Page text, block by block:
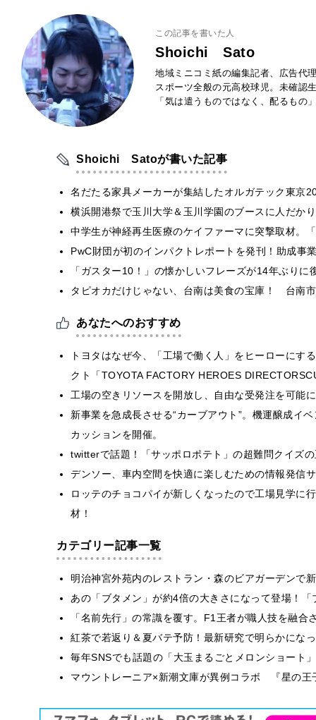
この記事を書いた人
Shoichi Sato
地域ミニコミ紙の編集記者、広告代
スポーツ全般の元高校球児。未確認
「気は遣うものではなく、配るもの
Shoichi Satoが書いた記事
名だたる家具メーカーが集結したオルガテック東京
横浜開港祭で玉川大学＆玉川学園のブースに人だか
中学生が神経再生医療のケイファーマに突撃取材。
PwC財団が初のインパクトレポートを発刊！助成
「ガスター10！」の懐かしいフレーズが14年ぶり
タピオカだけじゃない、台南は美食の宝庫！ 台南
あなたへのおすすめ
トヨタはなぜ今、「工場で働く人」をヒーローにす
クト「TOYOTA FACTORY HEROES
工場の空きリソースを開放し、自由な受発注を可能
新事業を急成長させる“カーブアウト”。機運醸成イ
カッションを開催。
twitterで話題！「サッポロポテト」の超難問クイズ
デンソー、車内空間を快適に楽しむための情報発信
ロッテのチョコパイが新しくなったので工場見学に
材！
カテゴリー記事一覧
明治神宮外苑内のレストラン・森のビアガーデンで
あの「ブタメン」が約4倍の大きさになって登場！
「名前先行」の常識を覆す。F1王者が職人技を融
紅茶で若返り＆夏バテ予防！最新研究で明らかにな
毎年SNSでも話題の「大玉まるごとメロンショート
マウントレーニア×新潮文庫が異例コラボ 『星の